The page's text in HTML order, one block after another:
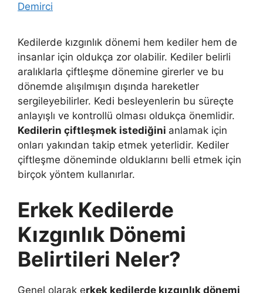
Demirci
Kedilerde kızgınlık dönemi hem kediler hem de
insanlar için oldukça zor olabilir. Kediler belirli
aralıklarla çiftleşme dönemine girerler ve bu
dönemde alışılmışın dışında hareketler
sergileyebilirler. Kedi besleyenlerin bu süreçte
anlayışlı ve kontrollü olması oldukça önemlidir.
Kedilerin çiftleşmek istediğini anlamak için
onları yakından takip etmek yeterlidir. Kediler
çiftleşme döneminde olduklarını belli etmek için
birçok yöntem kullanırlar.
Erkek Kedilerde
Kızgınlık Dönemi
Belirtileri Neler?
Genel olarak erkek kedilerde kızgınlık dönemi